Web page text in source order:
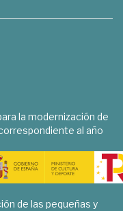
la modernización de
al año
de las pequeñas y